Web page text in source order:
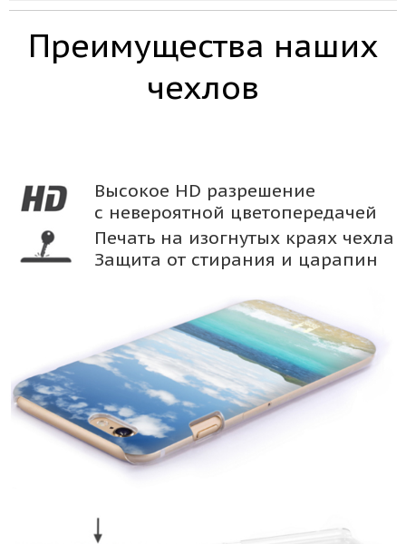
Преимущества наших
чехлов
Высокое HD разрешение
с невероятной цветопередачей
Печать на изогнутых краях чехла
Защита от стирания и царапин